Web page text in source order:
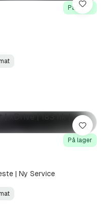
På lager
Lagre
På lager
| Ny Service
Lagre